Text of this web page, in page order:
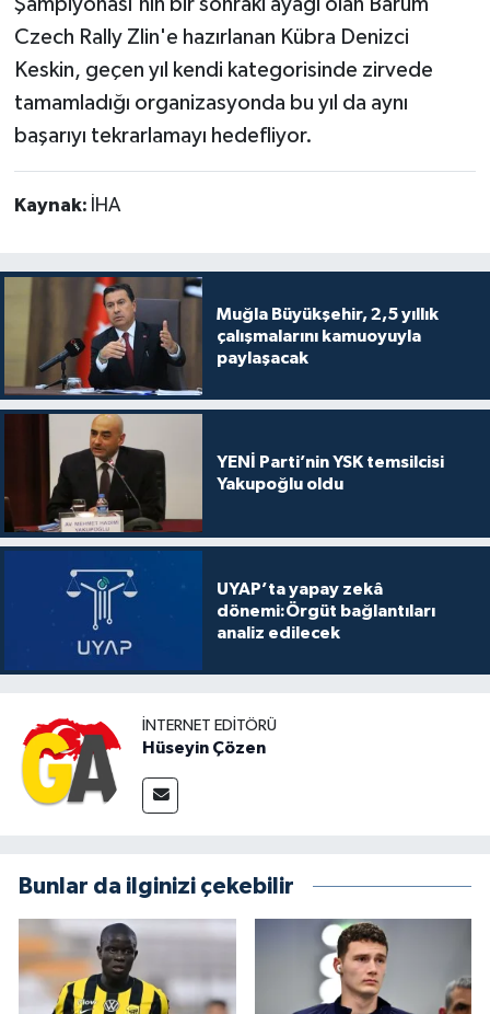
Czech Rally Zlin'e hazırlanan Kübra Denizci
Keskin, geçen yıl kendi kategorisinde zirvede
tamamladığı organizasyonda bu yıl da aynı
başarıyı tekrarlamayı hedefliyor.
Kaynak: İHA
Muğla Büyükşehir, 2,5 yıllık
çalışmalarını kamuoyuyla
paylaşacak
YENİ Parti’nin YSK temsilcisi
Yakupoğlu oldu
UYAP’ta yapay zekâ
dönemi:Örgüt bağlantıları
analiz edilecek
İNTERNET EDITÖRÜ
Hüseyin Çözen
Bunlar da ilginizi çekebilir